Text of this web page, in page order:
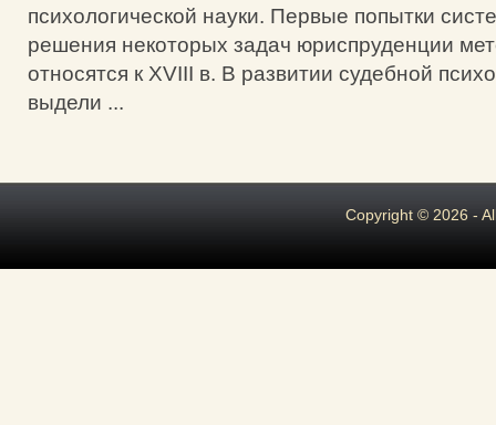
психологической науки. Первые попытки
решения некоторых задач юриспруденции
относятся к XVIII в. В развитии судебной
выдели ...
Copyright © 2026 -